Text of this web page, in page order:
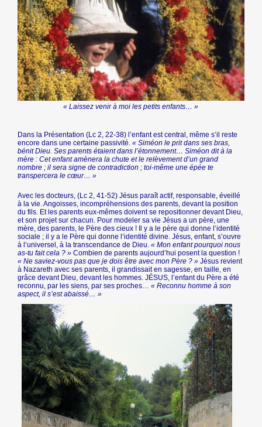
« Laissez venir à moi les petits enfants… »
Dans la Présentation (Lc 2, 22-38) l’enfant est central, même s’il reste
encore dans une certaine passivité.« Siméon le prit dans ses bras,
bénit Dieu. Ses parents étaient dans l’étonnement… Siméon dit à la
mère : Cet enfant amènera la chute et le relèvement d’un grand
nombre ; il sera signe de contradiction ; toi-même une épée te
transpercera le cœur… »
Avec les docteurs, (Lc 2, 41-52) Jésus paraît actif, responsable, éveillé
à la vie. Angoisses, incompréhensions des parents, devant la position
du fils. Et les parents eux-mêmes doivent se repositionner devant Dieu,
et son projet sur chacun. Pour modeler sa vie Jésus a un père, une
mère, des parents, le Père des cieux ! Il y a le père qui donne l’identité
sociale ; il y a le Père qui donne l’identité divine. Jésus, enfant, s’ouvre
à l’universel, à la transcendance de Dieu.« Mon enfant pourquoi nous
as-tu fait cela ? » Combien de parents aujourd’hui posent la question !
« Ne saviez-vous pas que je dois être avec mon Père ? » Jésus revient
à Nazareth avec ses parents, il grandissait en sagesse, en taille, en
grâce devant Dieu, devant les hommes. JÉSUS, l’enfant du Père a été
reconnu, par les siens, par ses proches…« Reconnu homme à son
aspect, il s’est abaissé… »